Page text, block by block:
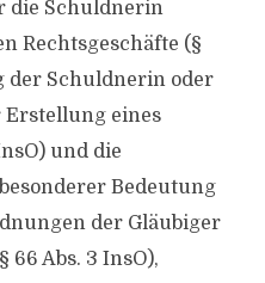
die Schuldnerin
Rechtsgeschäfte (§
der Schuldnerin oder
Erstellung eines
und die
Bedeutung
der Gläubiger
66 Abs. 3 InsO),